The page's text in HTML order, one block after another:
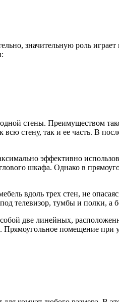
значительную роль
стены. Преимуществом
стену, так и ее часть. В
эффективно
шкафа. Однако в
вдоль трех стен, не
телевизор, тумбы и полки,
собой две линейных,
помещение при